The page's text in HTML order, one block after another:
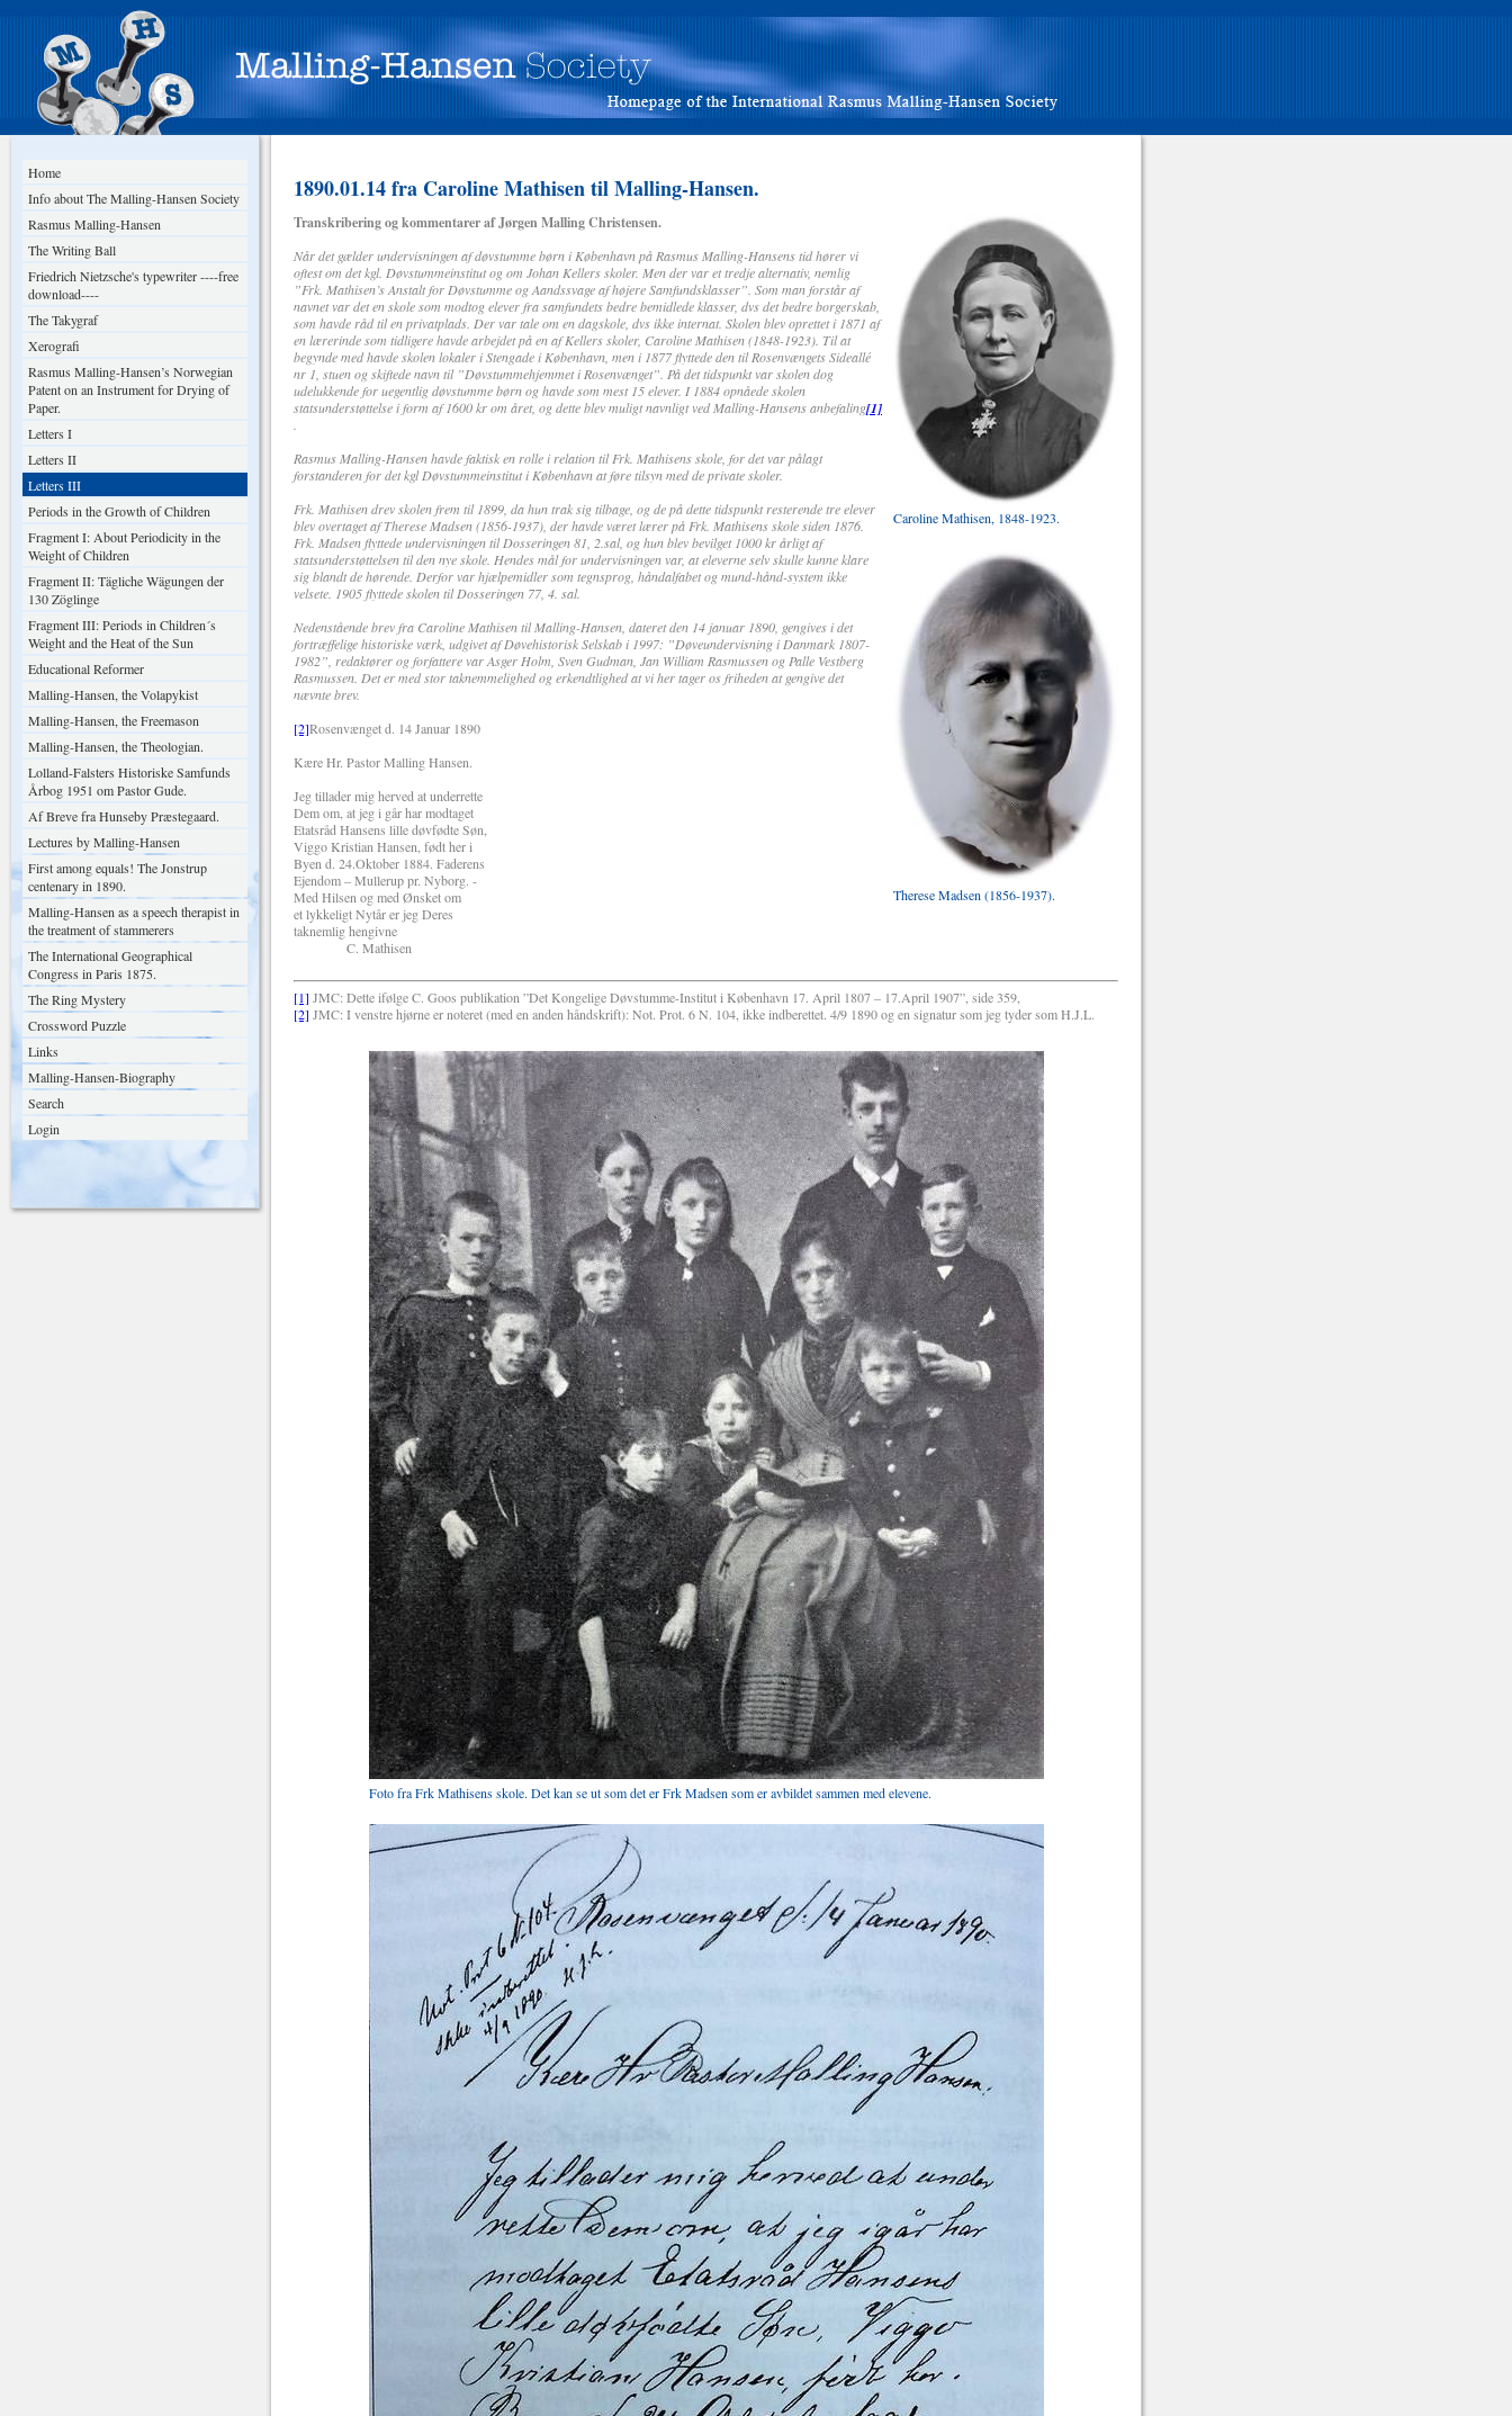
Home
Info about The Malling-Hansen Society
Rasmus Malling-Hansen
The Writing Ball
Friedrich Nietzsche's typewriter ----free
download----
The Takygraf
Xerografi
Rasmus Malling-Hansen’s Norwegian
Patent on an Instrument for Drying of
Paper.
Letters I
Letters II
Letters III
Periods in the Growth of Children
Fragment I: About Periodicity in the
Weight of Children
Fragment II: Tägliche Wägungen der
130 Zöglinge
Fragment III: Periods in Children´s
Weight and the Heat of the Sun
Educational Reformer
Malling-Hansen, the Volapykist
Malling-Hansen, the Freemason
Malling-Hansen, the Theologian.
Lolland-Falsters Historiske Samfunds
Årbog 1951 om Pastor Gude.
Af Breve fra Hunseby Præstegaard.
Lectures by Malling-Hansen
First among equals! The Jonstrup
centenary in 1890.
Malling-Hansen as a speech therapist in
the treatment of stammerers
The International Geographical
Congress in Paris 1875.
The Ring Mystery
Crossword Puzzle
Links
Malling-Hansen-Biography
Search
Login
1890.01.14 fra Caroline Mathisen til Malling-Hansen.
Caroline Mathisen, 1848-1923.
Therese Madsen (1856-1937).
Transkribering og kommentarer af Jørgen Malling Christensen.
Når det gælder undervisningen af døvstumme børn i København på Rasmus Malling-Hansens tid hører vi
oftest om det kgl. Døvstummeinstitut og om Johan Kellers skoler. Men der var et tredje alternativ, nemlig
”Frk. Mathisen’s Anstalt for Døvstumme og Aandssvage af højere Samfundsklasser”. Som man forstår af
navnet var det en skole som modtog elever fra samfundets bedre bemidlede klasser, dvs det bedre borgerskab,
som havde råd til en privatplads. Der var tale om en dagskole, dvs ikke internat. Skolen blev oprettet i 1871 af
en lærerinde som tidligere havde arbejdet på en af Kellers skoler, Caroline Mathisen (1848-1923). Til at
begynde med havde skolen lokaler i Stengade i København, men i 1877 flyttede den til Rosenvængets Sideallé
nr 1, stuen og skiftede navn til ”Døvstummehjemmet i Rosenvænget”. På det tidspunkt var skolen dog
udelukkende for uegentlig døvstumme børn og havde som mest 15 elever. I 1884 opnåede skolen
statsunderstøttelse i form af 1600 kr om året, og dette blev muligt navnligt ved Malling-Hansens anbefaling[1]
Rasmus Malling-Hansen havde faktisk en rolle i relation til Frk. Mathisens skole, for det var pålagt
forstanderen for det kgl Døvstummeinstitut i København at føre tilsyn med de private skoler.
Frk. Mathisen drev skolen frem til 1899, da hun trak sig tilbage, og de på dette tidspunkt resterende tre elever
blev overtaget af Therese Madsen (1856-1937), der havde været lærer på Frk. Mathisens skole siden 1876.
Frk. Madsen flyttede undervisningen til Dosseringen 81, 2.sal, og hun blev bevilget 1000 kr årligt af
statsunderstøttelsen til den nye skole. Hendes mål for undervisningen var, at eleverne selv skulle kunne klare
sig blandt de hørende. Derfor var hjælpemidler som tegnsprog, håndalfabet og mund-hånd-system ikke
velsete. 1905 flyttede skolen til Dosseringen 77, 4. sal.
Nedenstående brev fra Caroline Mathisen til Malling-Hansen, dateret den 14 januar 1890, gengives i det
fortræffelige historiske værk, udgivet af Døvehistorisk Selskab i 1997: ”Døveundervisning i Danmark 1807-
1982”, redaktører og forfattere var Asger Holm, Sven Gudman, Jan William Rasmussen og Palle Vestberg
Rasmussen. Det er med stor taknemmelighed og erkendtlighed at vi her tager os friheden at gengive det
nævnte brev.
[2]Rosenvænget d. 14 Januar 1890
Kære Hr. Pastor Malling Hansen.
Jeg tillader mig herved at underrette
Dem om, at jeg i går har modtaget
Etatsråd Hansens lille døvfødte Søn,
Viggo Kristian Hansen, født her i
Byen d. 24.Oktober 1884. Faderens
Ejendom – Mullerup pr. Nyborg. -
Med Hilsen og med Ønsket om
et lykkeligt Nytår er jeg Deres
taknemlig hengivne
C. Mathisen
[1] JMC: Dette ifølge C. Goos publikation ”Det Kongelige Døvstumme-Institut i København 17. April 1807 – 17.April 1907”, side 359,
[2] JMC: I venstre hjørne er noteret (med en anden håndskrift): Not. Prot. 6 N. 104, ikke indberettet. 4/9 1890 og en signatur som jeg tyder som H.J.L.
Foto fra Frk Mathisens skole. Det kan se ut som det er Frk Madsen som er avbildet sammen med elevene.